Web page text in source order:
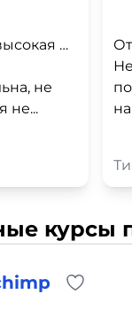
Неплохо но слишком высокая цена
не
не...
курсы